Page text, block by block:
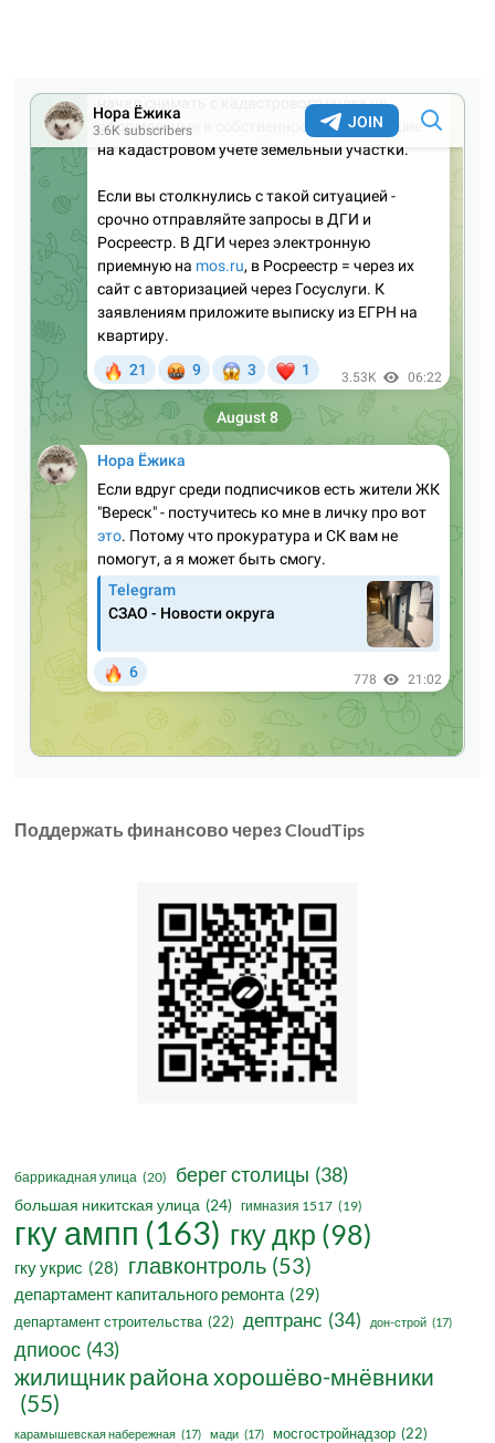
Поддержать финансово через CloudTips
баррикадная улица (20) берег столицы (38)
большая никитская улица (24) гимназия 1517 (19)
гку ампп (163) гку дкр (98)
гку укрис (28) главконтроль (53)
департамент капитального ремонта (29)
департамент строительства (22) дептранс (34) дон-строй (17)
дпиоос (43)
жилищник района хорошёво-мнёвники
(55)
карамышевская набережная (17) мади (17) мосгостройнадзор (22)